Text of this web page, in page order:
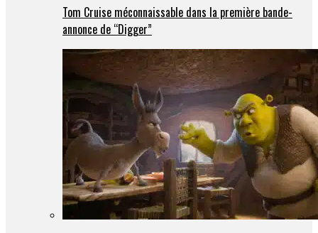
Tom Cruise méconnaissable dans la première bande-
annonce de “Digger”